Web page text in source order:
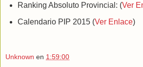
Ranking Absoluto Provincial: (Ver
Calendario PIP 2015 (Ver Enlace)
Unknown en 1:59:00